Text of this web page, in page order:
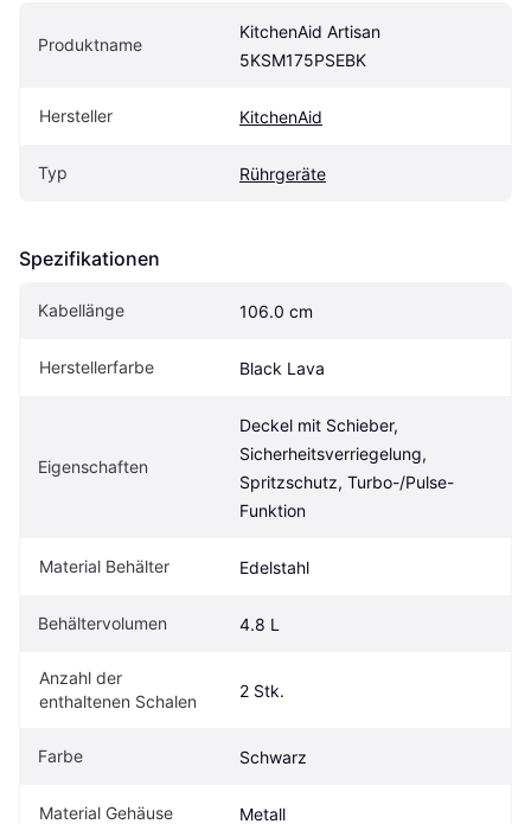
Produktname
KitchenAid Artisan
5KSM175PSEBK
Hersteller KitchenAid
Typ Rührgeräte
Spezifikationen
Kabellänge 106.0 cm
Herstellerfarbe Black Lava
Eigenschaften
Deckel mit Schieber,
Sicherheitsverriegelung,
Spritzschutz, Turbo-/Pulse-
Funktion
Material Behälter Edelstahl
Behältervolumen 4.8 L
Anzahl der
enthaltenen Schalen
2 Stk.
Farbe Schwarz
Material Gehäuse Metall